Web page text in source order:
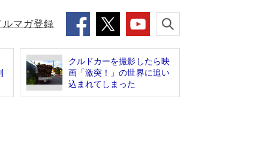
ルマガ登録
クルドカーを撮影したら映
画「激突！」の世界に追い
込まれてしまった